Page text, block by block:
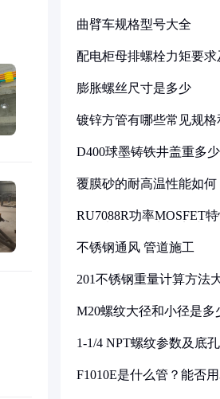
曲臂车规格型号大全
配电柜母排螺栓力矩要
膨胀螺丝尺寸是多少
镀锌方管有哪些常见规格
D400球墨铸铁井盖重多少
覆膜砂的耐高温性能如何
RU7088R功率MOSFET
不锈钢通风 管道施工
201不锈钢重量计算方法
M20螺纹大径和小径是多
1-1/4 NPT螺纹参数及底
F1010E是什么管？能否